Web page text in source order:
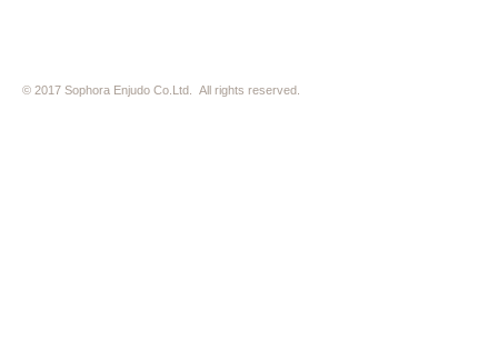
© 2017 Sophora Enjudo Co.Ltd. All rights reserved.